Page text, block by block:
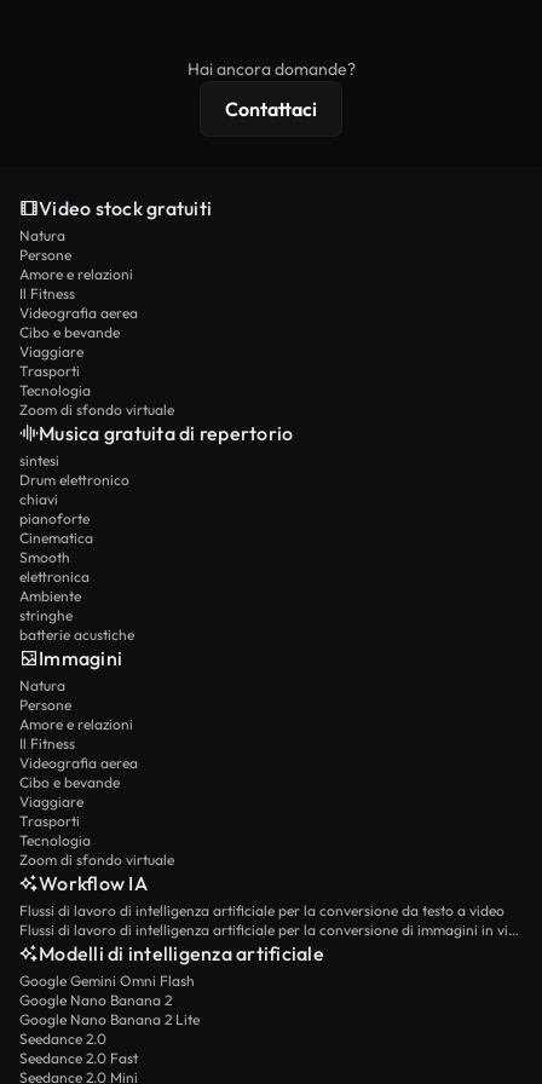
Hai ancora domande?
Contattaci
Video stock gratuiti
Natura
Persone
Amore e relazioni
Il Fitness
Videografia aerea
Cibo e bevande
Viaggiare
Trasporti
Tecnologia
Zoom di sfondo virtuale
Musica gratuita di repertorio
sintesi
Drum elettronico
chiavi
pianoforte
Cinematica
Smooth
elettronica
Ambiente
stringhe
batterie acustiche
Immagini
Natura
Persone
Amore e relazioni
Il Fitness
Videografia aerea
Cibo e bevande
Viaggiare
Trasporti
Tecnologia
Zoom di sfondo virtuale
Workflow IA
Flussi di lavoro di intelligenza artificiale per la conversione da testo a video
Flussi di lavoro di intelligenza artificiale per la conversione di immagini in video
Modelli di intelligenza artificiale
Google Gemini Omni Flash
Google Nano Banana 2
Google Nano Banana 2 Lite
Seedance 2.0
Seedance 2.0 Fast
Seedance 2.0 Mini